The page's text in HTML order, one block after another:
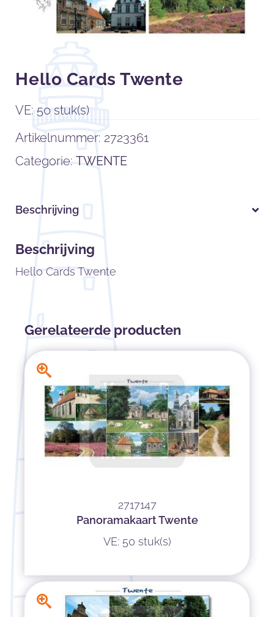
Hello Cards Twente
VE: 50 stuk(s)
Artikelnummer: 2723361
Categorie:TWENTE
Beschrijving
Beschrijving
Hello Cards Twente
Gerelateerde producten
2717147
Panoramakaart Twente
VE: 50 stuk(s)